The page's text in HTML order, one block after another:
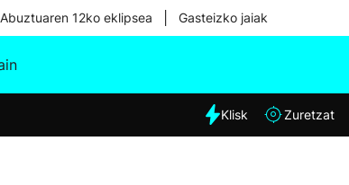
Abuztuaren 12ko eklipsea Gasteizko jaiak
Eguraldia
Klisk Zuretzat